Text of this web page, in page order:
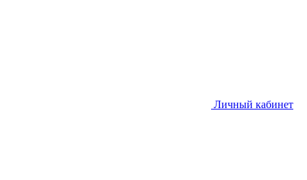
Личный кабинет